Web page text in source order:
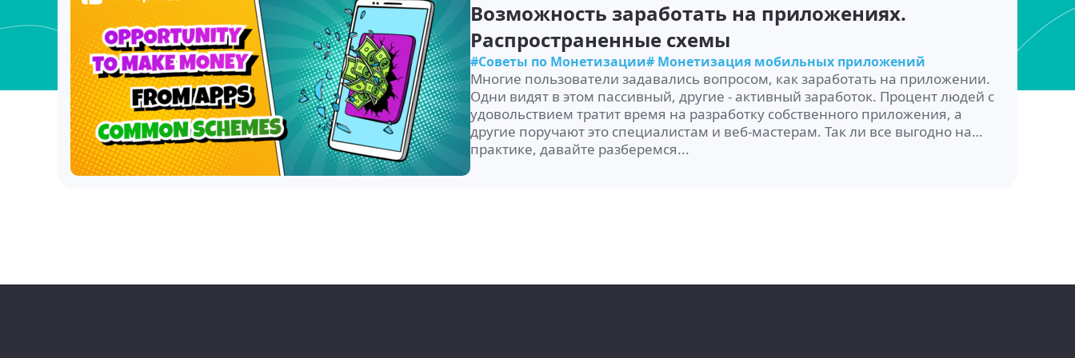
Возможность заработать на приложениях.
Распространенные схемы
#Советы по Монетизации# Монетизация мобильных приложений
Многие пользователи задавались вопросом, как заработать на приложении.
Одни видят в этом пассивный, другие - активный заработок. Процент людей с
удовольствием тратит время на разработку собственного приложения, а
другие поручают это специалистам и веб-мастерам. Так ли все выгодно на
практике, давайте разберемся...